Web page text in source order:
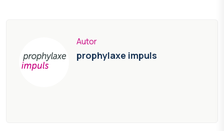
Autor
prophylaxe impuls